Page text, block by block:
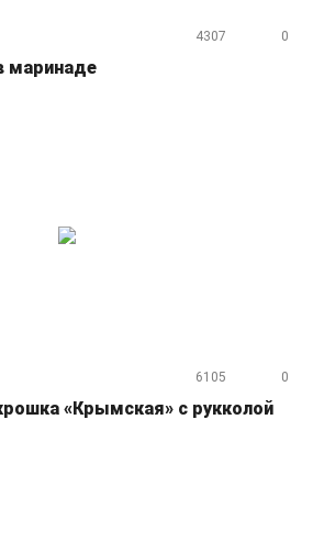
0
4307
маринаде
0
6105
«Крымская» с рукколой